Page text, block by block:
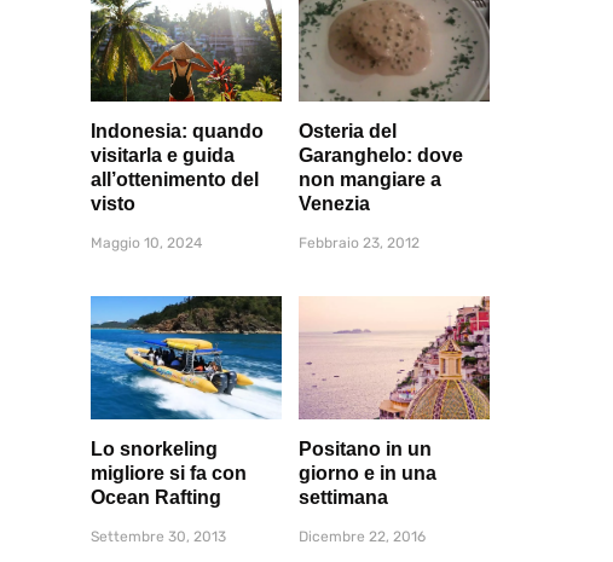
Indonesia: quando
visitarla e guida
all’ottenimento del
visto
Maggio 10, 2024
Osteria del
Garanghelo: dove
non mangiare a
Venezia
Febbraio 23, 2012
Lo snorkeling
migliore si fa con
Ocean Rafting
Settembre 30, 2013
Positano in un
giorno e in una
settimana
Dicembre 22, 2016